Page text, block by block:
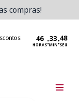
compras!
HORAS:MIN:SEG